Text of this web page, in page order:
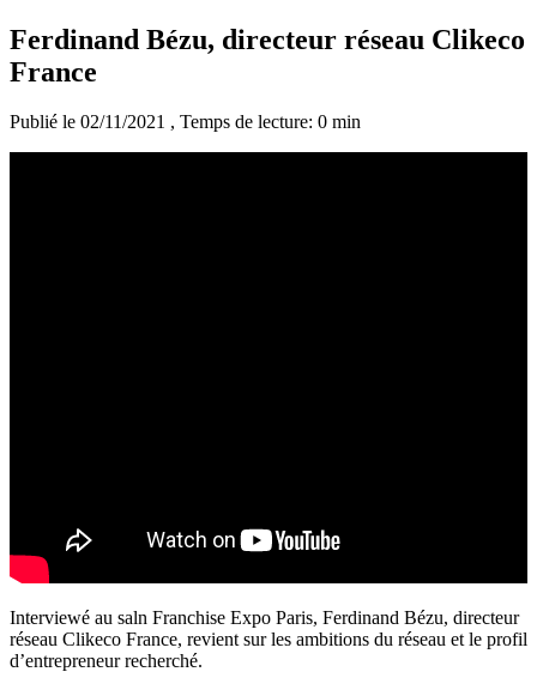
Ferdinand Bézu, directeur réseau Clikeco
France
Publié le 02/11/2021 , Temps de lecture: 0 min
Interviewé au saln Franchise Expo Paris, Ferdinand Bézu, directeur
réseau Clikeco France, revient sur les ambitions du réseau et le profil
d’entrepreneur recherché.